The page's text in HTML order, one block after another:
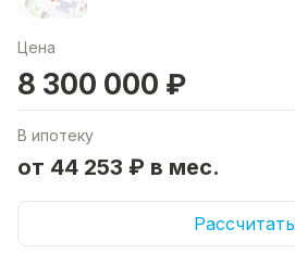
Цена
8 300 000 ₽
В ипотеку
от 44 253 ₽ в мес.
Рассчитать